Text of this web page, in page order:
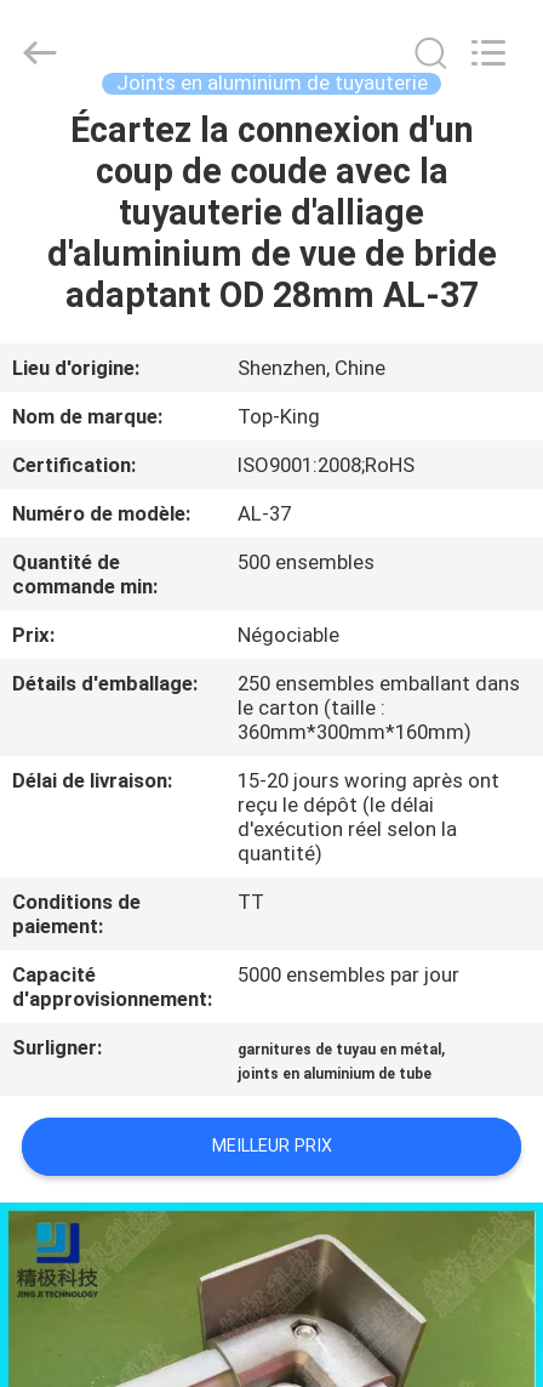
MAISON
PRODUITS
À
PROPOS
DE
VISITE
L'USINE
DE
NOUS
CONTACTER
DEMANDEZ
PLAN
DU
SITE
Jingji
Technology
Joints en aluminium de tuyauterie
Écartez la connexion d'un
coup de coude avec la
tuyauterie d'alliage
d'aluminium de vue de bride
adaptant OD 28mm AL-37
Lieu d'origine:
Shenzhen, Chine
Nom de marque:
Top-King
Certification:
ISO9001:2008;RoHS
Numéro de modèle:
AL-37
Quantité de
commande min:
500 ensembles
Prix:
Négociable
Détails d'emballage:
250 ensembles emballant dans
le carton (taille :
360mm*300mm*160mm)
Délai de livraison:
15-20 jours woring après ont
reçu le dépôt (le délai
d'exécution réel selon la
quantité)
Conditions de
paiement:
TT
Capacité
d'approvisionnement:
5000 ensembles par jour
Surligner: garnitures de tuyau en métal ,
joints en aluminium de tube
MEILLEUR PRIX